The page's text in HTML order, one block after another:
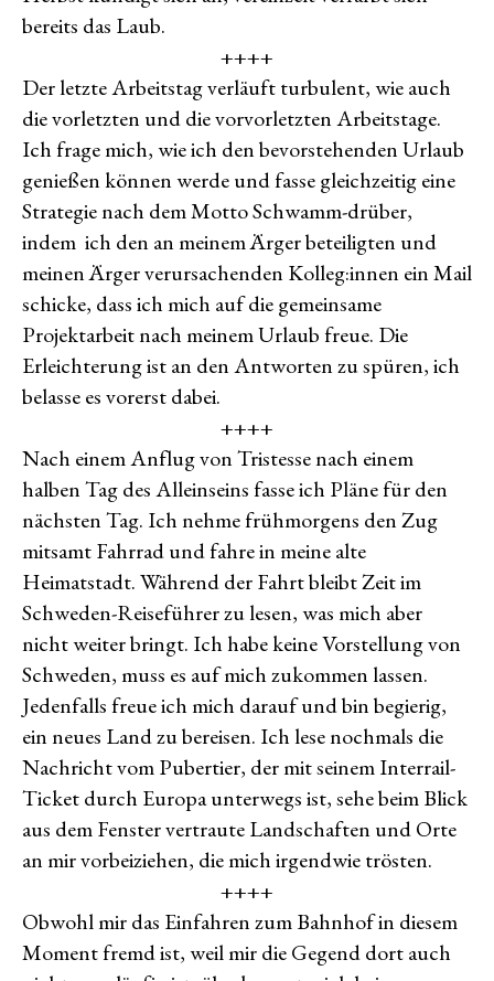
bereits das Laub.
++++
Der letzte Arbeitstag verläuft turbulent, wie auch
die vorletzten und die vorvorletzten Arbeitstage.
Ich frage mich, wie ich den bevorstehenden Urlaub
genießen können werde und fasse gleichzeitig eine
Strategie nach dem Motto Schwamm-drüber,
indem ich den an meinem Ärger beteiligten und
meinen Ärger verursachenden Kolleg:innen ein Mail
schicke, dass ich mich auf die gemeinsame
Projektarbeit nach meinem Urlaub freue. Die
Erleichterung ist an den Antworten zu spüren, ich
belasse es vorerst dabei.
++++
Nach einem Anflug von Tristesse nach einem
halben Tag des Alleinseins fasse ich Pläne für den
nächsten Tag. Ich nehme frühmorgens den Zug
mitsamt Fahrrad und fahre in meine alte
Heimatstadt. Während der Fahrt bleibt Zeit im
Schweden-Reiseführer zu lesen, was mich aber
nicht weiter bringt. Ich habe keine Vorstellung von
Schweden, muss es auf mich zukommen lassen.
Jedenfalls freue ich mich darauf und bin begierig,
ein neues Land zu bereisen. Ich lese nochmals die
Nachricht vom Pubertier, der mit seinem Interrail-
Ticket durch Europa unterwegs ist, sehe beim Blick
aus dem Fenster vertraute Landschaften und Orte
an mir vorbeiziehen, die mich irgendwie trösten.
++++
Obwohl mir das Einfahren zum Bahnhof in diesem
Moment fremd ist, weil mir die Gegend dort auch